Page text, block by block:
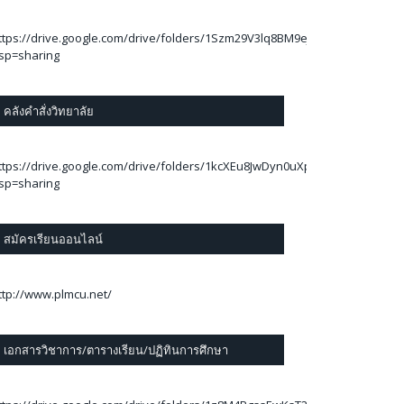
drive.google.com/drive/folders/
คลังคำสั่งวิทยาลัย
drive.google.com/drive/folders/
สมัครเรียนออนไลน์
www.plmcu.net/
เอกสารวิชาการ/ตารางเรียน/ปฏิทินการศึกษา